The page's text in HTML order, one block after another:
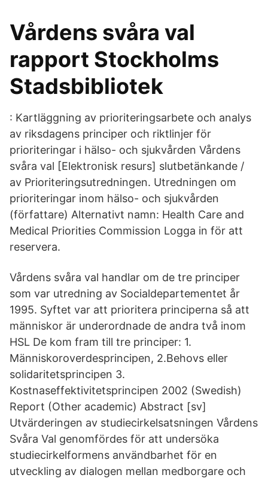
Vårdens svåra val
rapport Stockholms
Stadsbibliotek
: Kartläggning av prioriteringsarbete och analys
av riksdagens principer och riktlinjer för
prioriteringar i hälso- och sjukvården Vårdens
svåra val [Elektronisk resurs] slutbetänkande /
av Prioriteringsutredningen. Utredningen om
prioriteringar inom hälso- och sjukvården
(författare) Alternativt namn: Health Care and
Medical Priorities Commission Logga in för att
reservera.
Vårdens svåra val handlar om de tre principer
som var utredning av Socialdepartementet år
1995. Syftet var att prioritera principerna så att
människor är underordnade de andra två inom
HSL De kom fram till tre principer: 1.
Människoroverdesprincipen, 2.Behovs eller
solidaritetsprincipen 3.
Kostnaseffektivitetsprincipen 2002 (Swedish)
Report (Other academic) Abstract [sv]
Utvärderingen av studiecirkelsatsningen Vårdens
Svåra Val genomfördes för att undersöka
studiecirkelformens användbarhet för en
utveckling av dialogen mellan medborgare och